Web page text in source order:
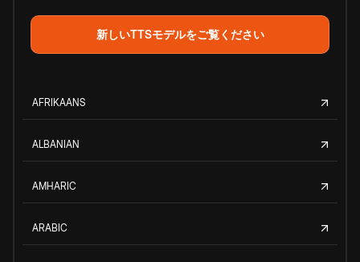
新しいTTSモデルをご覧ください
AFRIKAANS
ALBANIAN
AMHARIC
ARABIC